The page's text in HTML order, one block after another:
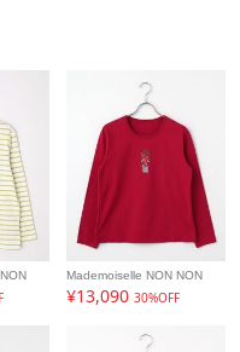
Mademoiselle NON NON
¥13,090 30%OFF